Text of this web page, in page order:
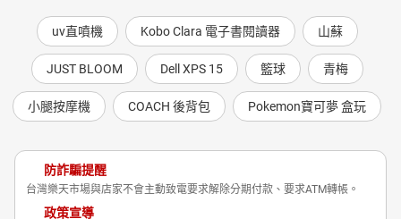
uv直噴機 Kobo Clara 電子書閱讀器 山蘇
JUST BLOOM Dell XPS 15 籃球 青梅
小腿按摩機 COACH 後背包 Pokemon寶可夢 盒玩
防詐騙提醒
台灣樂天市場與店家不會主動致電要求解除分期付款、要求ATM轉帳。
政策宣導